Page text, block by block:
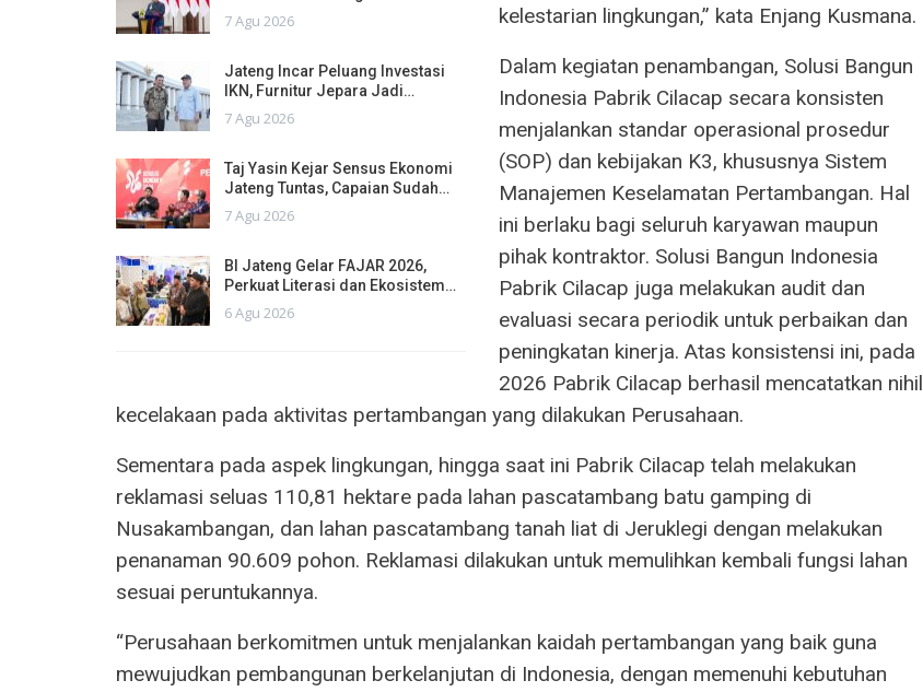
7 Agu 2026
Jateng Incar Peluang Investasi
IKN, Furnitur Jepara Jadi…
7 Agu 2026
Taj Yasin Kejar Sensus Ekonomi
Jateng Tuntas, Capaian Sudah…
7 Agu 2026
BI Jateng Gelar FAJAR 2026,
Perkuat Literasi dan Ekosistem…
6 Agu 2026
kelestarian lingkungan,” kata Enjang Kusmana.
Dalam kegiatan penambangan, Solusi Bangun
Indonesia Pabrik Cilacap secara konsisten
menjalankan standar operasional prosedur
(SOP) dan kebijakan K3, khususnya Sistem
Manajemen Keselamatan Pertambangan. Hal
ini berlaku bagi seluruh karyawan maupun
pihak kontraktor. Solusi Bangun Indonesia
Pabrik Cilacap juga melakukan audit dan
evaluasi secara periodik untuk perbaikan dan
peningkatan kinerja. Atas konsistensi ini, pada
2026 Pabrik Cilacap berhasil mencatatkan nihil
kecelakaan pada aktivitas pertambangan yang dilakukan Perusahaan.
Sementara pada aspek lingkungan, hingga saat ini Pabrik Cilacap telah melakukan
reklamasi seluas 110,81 hektare pada lahan pascatambang batu gamping di
Nusakambangan, dan lahan pascatambang tanah liat di Jeruklegi dengan melakukan
penanaman 90.609 pohon. Reklamasi dilakukan untuk memulihkan kembali fungsi lahan
sesuai peruntukannya.
“Perusahaan berkomitmen untuk menjalankan kaidah pertambangan yang baik guna
mewujudkan pembangunan berkelanjutan di Indonesia, dengan memenuhi kebutuhan